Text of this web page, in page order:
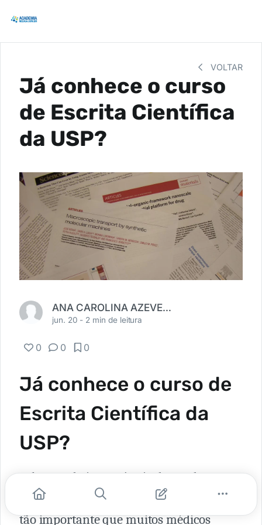
VOLTAR
Já conhece o curso
de Escrita Científica
da USP?
ANA CAROLINA AZEVEDO SALEM
jun. 20 - 2 min de leitura
0 0 0
Já conhece o curso de
Escrita Científica da
USP?
Sabemos da importância da produção
científica durante a vida acadêmica. Ela é
tão importante que muitos médicos